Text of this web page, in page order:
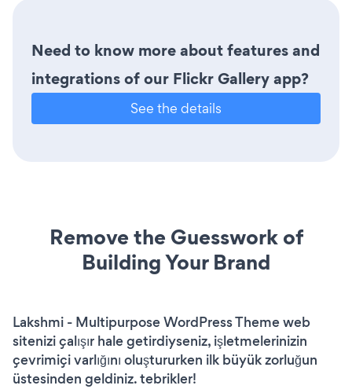
Need to know more about features and
integrations of our Flickr Gallery app?
See the details
Remove the Guesswork of
Building Your Brand
Lakshmi - Multipurpose WordPress Theme web
sitenizi çalışır hale getirdiyseniz, işletmelerinizin
çevrimiçi varlığını oluştururken ilk büyük zorluğun
üstesinden geldiniz. tebrikler!